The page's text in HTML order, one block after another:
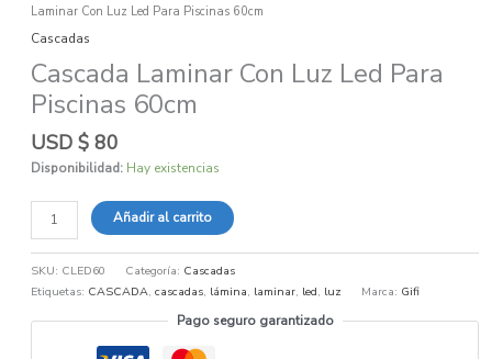
Laminar Con Luz Led Para Piscinas 60cm
Cascadas
Cascada Laminar Con Luz Led Para
Piscinas 60cm
USD $ 80
Disponibilidad: Hay existencias
Añadir al carrito
SKU: CLED60 Categoría: Cascadas
Etiquetas: CASCADA,cascadas, lámina, laminar, led, luz Marca: Gifi
Pago seguro garantizado